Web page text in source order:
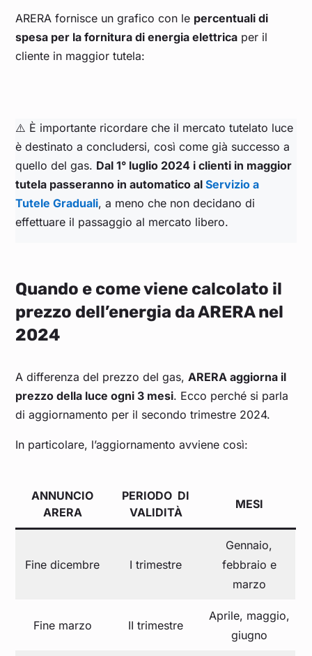
ARERA fornisce un grafico con le percentuali di
spesa per la fornitura di energia elettrica per il
cliente in maggior tutela:
⚠️ È importante ricordare che il mercato tutelato luce
è destinato a concludersi, così come già successo a
quello del gas. Dal 1° luglio 2024 i clienti in maggior
tutela passeranno in automatico alServizio a
Tutele Graduali, a meno che non decidano di
effettuare il passaggio al mercato libero.
Quando e come viene calcolato il
prezzo dell’energia da ARERA nel
2024
A differenza del prezzo del gas,ARERA aggiorna il
prezzo della luce ogni 3 mesi. Ecco perché si parla
di aggiornamento per il secondo trimestre 2024.
In particolare, l’aggiornamento avviene così:
ANNUNCIO
ARERA
PERIODO DI
VALIDITÀ
MESI
Fine dicembre I trimestre
Gennaio,
febbraio e
marzo
Fine marzo II trimestre
Aprile, maggio,
giugno